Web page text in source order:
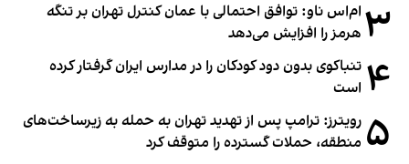
۳ ام‌اس ناو: توافق احتمالی با عمان کنترل تهران بر تنگه
هرمز را افزایش می‌دهد
۴ تنباکوی بدون دود کودکان را در مدارس ایران گرفتار کرده
است
۵ رویترز: ترامپ پس از تهدید تهران به حمله به زیرساخت‌های
منطقه، حملات گسترده را متوقف کرد